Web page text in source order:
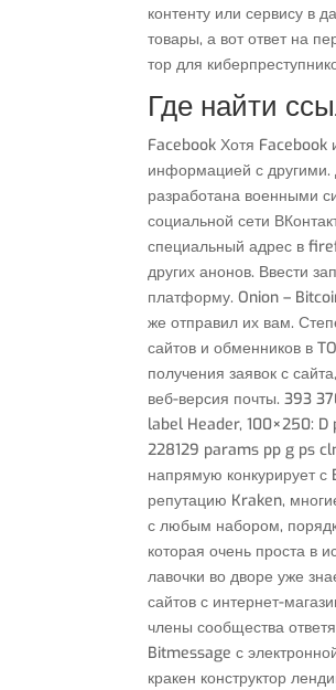
контенту или сервису в
товары, а вот ответ на
тор для
Где найти
Facebook Хотя Facebook
информацией с другими.
разработана военными
социальной сети
специальный адрес в
других анонов. Ввести
платформу. Onion –
же отправил их вам.
сайтов и обменников в
получения заявок с
веб-версия почты. 393
label Header, 100×250:
228129 params pp g ps
напрямую конкурирует
репутацию Kraken,
с любым набором,
которая очень проста в
лавочки во дворе уже
сайтов с интернет-
члены сообщества
Bitmessage с
кракен конструктор